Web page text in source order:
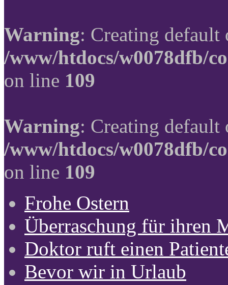
Warning: Creating
/www/htdocs/w0078dfb/
on line 109
Warning: Creating
/www/htdocs/w0078dfb/
on line 109
Frohe Ostern
Überraschung für ihren
Doktor ruft einen
Bevor wir in Urlaub